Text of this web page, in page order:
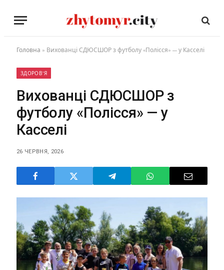
Головна » Вихованці СДЮСШОР з футболу «Полісся» — у Касселі
ЗДОРОВ'Я
Вихованці СДЮСШОР з
футболу «Полісся» — у
Касселі
26 ЧЕРВНЯ, 2026